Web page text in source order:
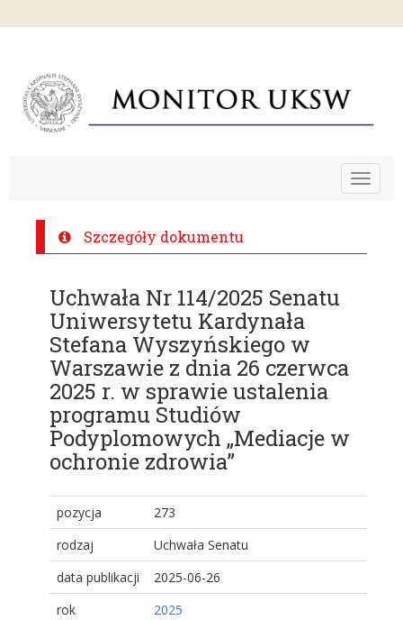
Toggle
Szczegóły dokumentu
Uchwała Nr 114/2025 Senatu
Uniwersytetu Kardynała
Stefana Wyszyńskiego w
Warszawie z dnia 26 czerwca
2025 r. w sprawie ustalenia
programu Studiów
Podyplomowych „Mediacje w
ochronie zdrowia”
pozycja
273
rodzaj
Uchwała Senatu
data publikacji
2025-06-26
rok
2025